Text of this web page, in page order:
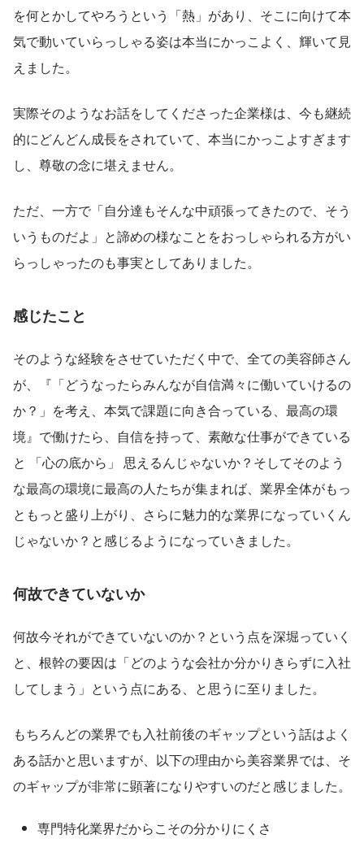
を何とかしてやろうという「熱」があり、そこに向けて本
気で動いていらっしゃる姿は本当にかっこよく、輝いて見
えました。
実際そのようなお話をしてくださった企業様は、今も継続
的にどんどん成長をされていて、本当にかっこよすぎます
し、尊敬の念に堪えません。
ただ、一方で「自分達もそんな中頑張ってきたので、そう
いうものだよ」と諦めの様なことをおっしゃられる方がい
らっしゃったのも事実としてありました。
感じたこと
そのような経験をさせていただく中で、全ての美容師さん
が、『「どうなったらみんなが自信満々に働いていけるの
か？」を考え、本気で課題に向き合っている、最高の環
境』で働けたら、自信を持って、素敵な仕事ができている
と 「心の底から」 思えるんじゃないか？そしてそのよう
な最高の環境に最高の人たちが集まれば、業界全体がもっ
ともっと盛り上がり、さらに魅力的な業界になっていくん
じゃないか？と感じるようになっていきました。
何故できていないか
何故今それができていないのか？という点を深堀っていく
と、根幹の要因は「どのような会社か分かりきらずに入社
してしまう」という点にある、と思うに至りました。
もちろんどの業界でも入社前後のギャップという話はよく
ある話かと思いますが、以下の理由から美容業界では、そ
のギャップが非常に顕著になりやすいのだと感じました。
専門特化業界だからこその分かりにくさ